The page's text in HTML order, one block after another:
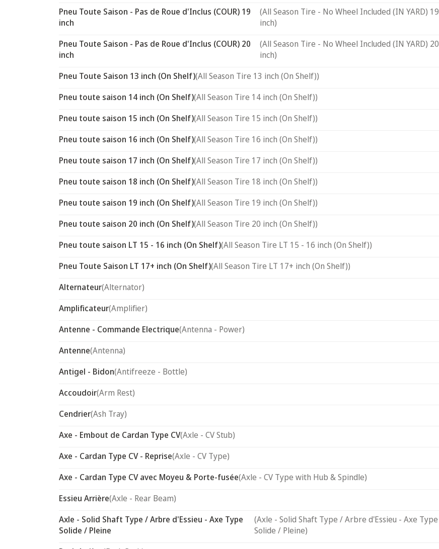
Pneu Toute Saison - Pas de Roue d'Inclus (COUR) 19
inch
(All Season Tire - No Wheel Included (IN YARD) 19
inch)
Pneu Toute Saison - Pas de Roue d'Inclus (COUR) 20
inch
(All Season Tire - No Wheel Included (IN YARD) 20
inch)
Pneu Toute Saison 13 inch (On Shelf)(All Season Tire 13 inch (On Shelf))
Pneu toute saison 14 inch (On Shelf)(All Season Tire 14 inch (On Shelf))
Pneu toute saison 15 inch (On Shelf)(All Season Tire 15 inch (On Shelf))
Pneu toute saison 16 inch (On Shelf)(All Season Tire 16 inch (On Shelf))
Pneu toute saison 17 inch (On Shelf)(All Season Tire 17 inch (On Shelf))
Pneu toute saison 18 inch (On Shelf)(All Season Tire 18 inch (On Shelf))
Pneu toute saison 19 inch (On Shelf)(All Season Tire 19 inch (On Shelf))
Pneu toute saison 20 inch (On Shelf)(All Season Tire 20 inch (On Shelf))
Pneu toute saison LT 15 - 16 inch (On Shelf)(All Season Tire LT 15 - 16 inch (On Shelf))
Pneu Toute Saison LT 17+ inch (On Shelf)(All Season Tire LT 17+ inch (On Shelf))
Alternateur(Alternator)
Amplificateur(Amplifier)
Antenne - Commande Electrique(Antenna - Power)
Antenne(Antenna)
Antigel - Bidon(Antifreeze - Bottle)
Accoudoir(Arm Rest)
Cendrier(Ash Tray)
Axe - Embout de Cardan Type CV(Axle - CV Stub)
Axe - Cardan Type CV - Reprise(Axle - CV Type)
Axe - Cardan Type CV avec Moyeu & Porte-fusée(Axle - CV Type with Hub & Spindle)
Essieu Arrière(Axle - Rear Beam)
Axle - Solid Shaft Type / Arbre d'Essieu - Axe Type
Solide / Pleine
(Axle - Solid Shaft Type / Arbre d'Essieu - Axe Type
Solide / Pleine)